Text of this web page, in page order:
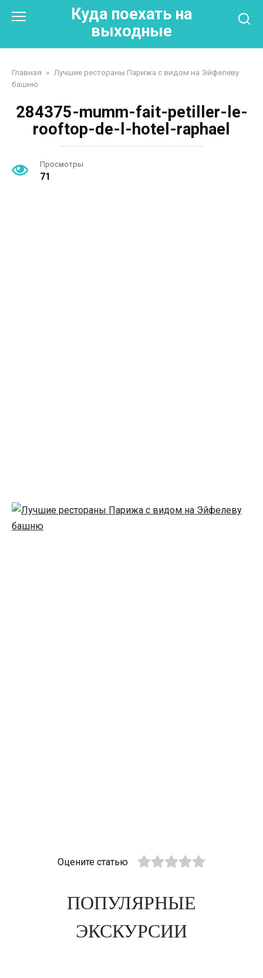
Куда поехать на
выходные
Главная » Лучшие рестораны Парижа с видом на Эйфелеву
башню
284375-mumm-fait-petiller-le-
rooftop-de-l-hotel-raphael
Просмотры
71
Оцените статью
ПОПУЛЯРНЫЕ
ЭКСКУРСИИ